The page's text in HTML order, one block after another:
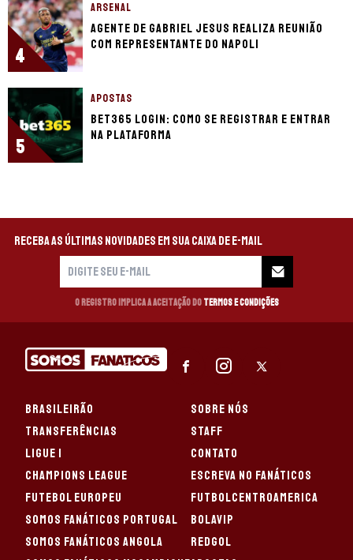
4
ARSENAL
Agente de Gabriel Jesus realiza reunião
com representante do Napoli
5
APOSTAS
bet365 login: como se registrar e entrar
na plataforma
Receba as últimas novidades em sua caixa de e-mail
O registro implica a aceitação do Termos e Condições
BRASILEIRÃO
TRANSFERÊNCIAS
LIGUE 1
CHAMPIONS LEAGUE
FUTEBOL EUROPEU
SOMOS FANÁTICOS PORTUGAL
SOMOS FANÁTICOS ANGOLA
SOBRE NÓS
STAFF
CONTATO
ESCREVA NO FANÁTICOS
FUTBOLCENTROAMERICA
BOLAVIP
REDGOL